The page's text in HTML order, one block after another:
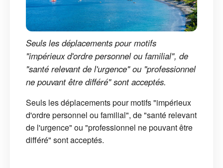
Seuls les déplacements pour motifs
"impérieux d'ordre personnel ou familial", de
"santé relevant de l'urgence" ou "professionnel
ne pouvant être différé" sont acceptés.
Seuls les déplacements pour motifs "impérieux
d'ordre personnel ou familial", de "santé relevant
de l'urgence" ou "professionnel ne pouvant être
différé" sont acceptés.